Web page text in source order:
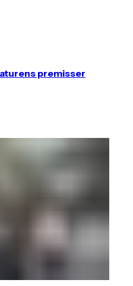
premisser